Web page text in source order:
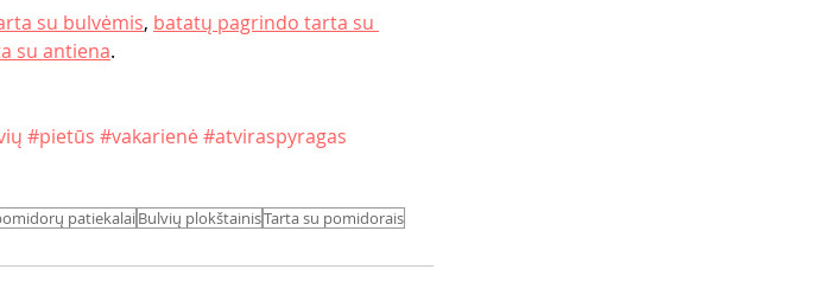
su bulvėmis, batatų pagrindo tarta su
su antiena.
#pietūs #vakarienė #atviraspyragas
patiekalaiBulvių plokštainisTarta su pomidorais